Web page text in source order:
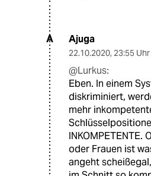
A Ajuga
22.10.2020, 23:55 Uhr
@Lurkus:
Eben. In einem
diskriminiert,
mehr
INKOMPETENTE.
oder Frauen ist
angeht